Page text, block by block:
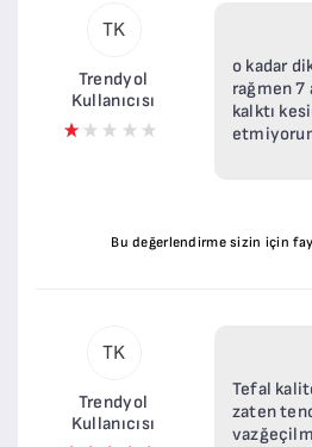
TK
Trendyol
Kullanıcısı
o kadar
rağmen 7
kalktı
Bu değerlendirme sizin için
TK
Trendyol
Kullanıcısı
Tefal
zaten